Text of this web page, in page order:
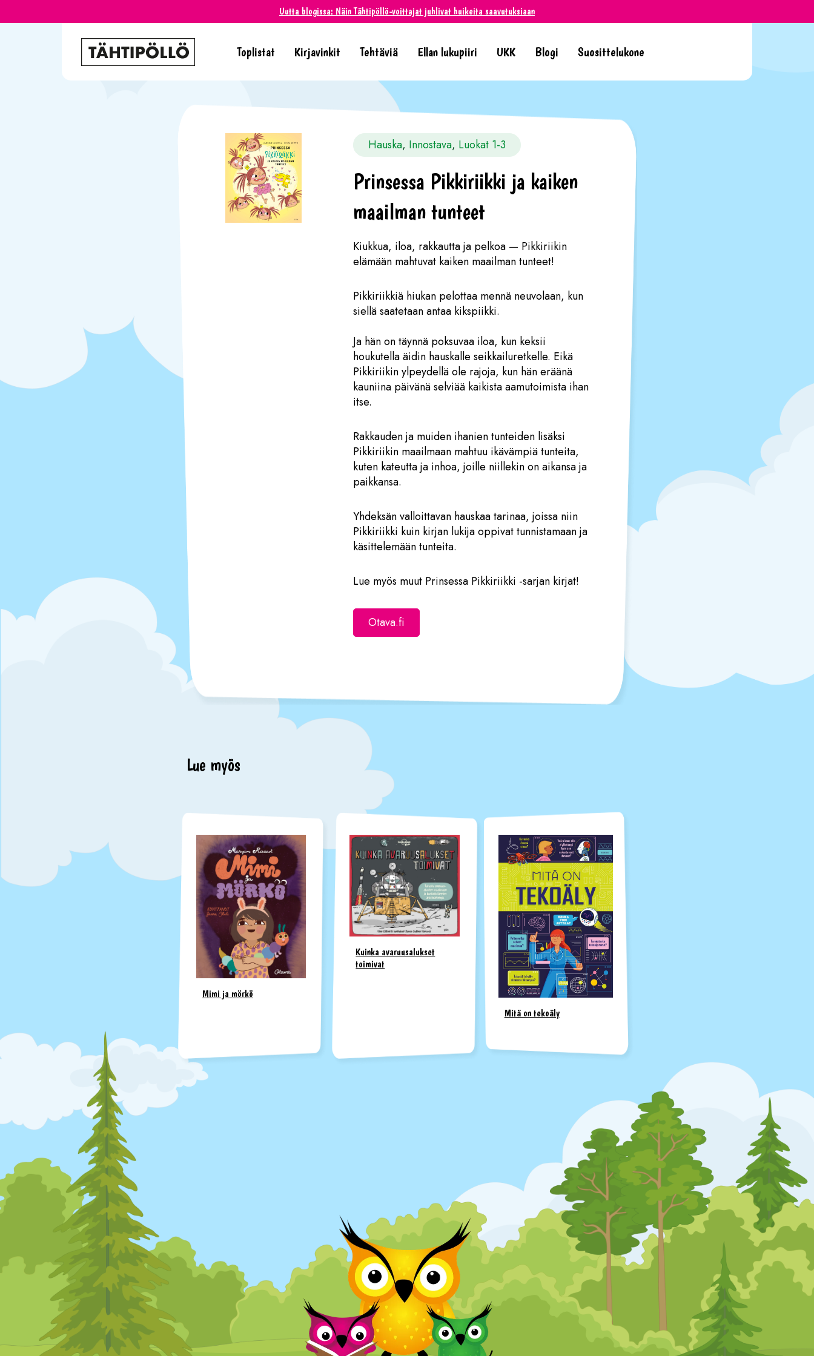
Uutta blogissa: Näin Tähtipöllö-voittajat juhlivat huikeita saavutuksiaan
Toplistat Kirjavinkit Tehtäviä Ellan lukupiiri UKK Blogi Suosittelukone
Hauska, Innostava, Luokat 1-3
Prinsessa Pikkiriikki ja kaiken
maailman tunteet
Kiukkua, iloa, rakkautta ja pelkoa — Pikkiriikin
elämään mahtuvat kaiken maailman tunteet!
Pikkiriikkiä hiukan pelottaa mennä neuvolaan, kun
siellä saatetaan antaa kikspiikki.
Ja hän on täynnä poksuvaa iloa, kun keksii
houkutella äidin hauskalle seikkailuretkelle. Eikä
Pikkiriikin ylpeydellä ole rajoja, kun hän eräänä
kauniina päivänä selviää kaikista aamutoimista ihan
itse.
Rakkauden ja muiden ihanien tunteiden lisäksi
Pikkiriikin maailmaan mahtuu ikävämpiä tunteita,
kuten kateutta ja inhoa, joille niillekin on aikansa ja
paikkansa.
Yhdeksän valloittavan hauskaa tarinaa, joissa niin
Pikkiriikki kuin kirjan lukija oppivat tunnistamaan ja
käsittelemään tunteita.
Lue myös muut Prinsessa Pikkiriikki -sarjan kirjat!
Otava.fi
Lue myös
Mimi ja mörkö
Kuinka avaruusalukset
toimivat
Mitä on tekoäly